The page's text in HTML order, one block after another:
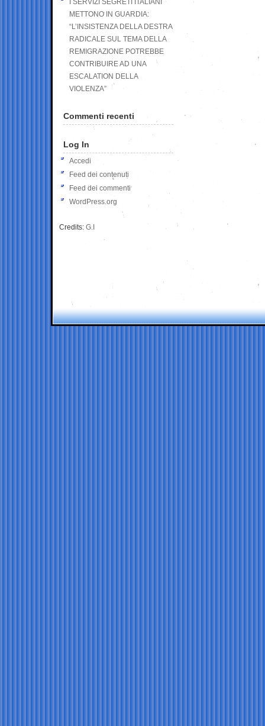
I SERVIZI SEGRETI ITALIANI
METTONO IN GUARDIA:
“L’INSISTENZA DELLA DESTRA
RADICALE SUL TEMA DELLA
REMIGRAZIONE POTREBBE
CONTRIBUIRE AD UNA
ESCALATION DELLA
VIOLENZA”
Commenti recenti
Log In
Accedi
Feed dei contenuti
Feed dei commenti
WordPress.org
Credits: G.I